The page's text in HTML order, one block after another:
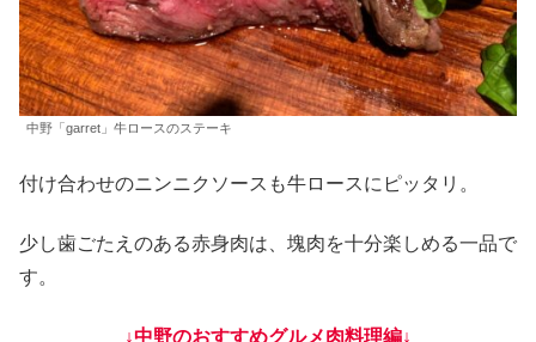
中野「garret」牛ロースのステーキ
付け合わせのニンニクソースも牛ロースにピッタリ。
少し歯ごたえのある赤身肉は、塊肉を十分楽しめる一品で
す。
↓中野のおすすめグルメ肉料理編↓